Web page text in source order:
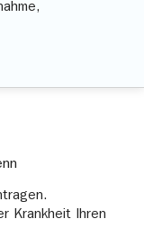
Krankheit Ihren